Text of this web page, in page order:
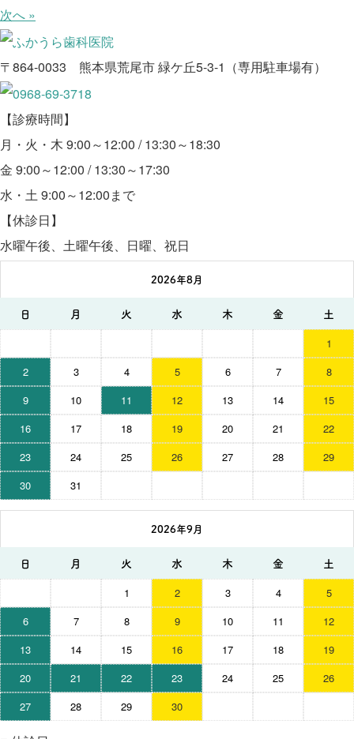
次へ »
〒864-0033 熊本県荒尾市 緑ケ丘5-3-1（専用駐車場有）
【診療時間】
月・火・木 9:00～12:00 / 13:30～18:30
金 9:00～12:00 / 13:30～17:30
水・土 9:00～12:00まで
【休診日】
水曜午後、土曜午後、日曜、祝日
2026年8月
日 月 火 水 木 金 土
1
2
3 4 5 6 7
8
9
10 11 12 13 14
15
16
17 18 19 20 21
22
23
24 25 26 27 28
29
30
31
2026年9月
日 月 火 水 木 金 土
1 2 3 4
5
6
7 8 9 10 11
12
13
14 15 16 17 18
19
20
21 22 23 24 25
26
27
28 29 30